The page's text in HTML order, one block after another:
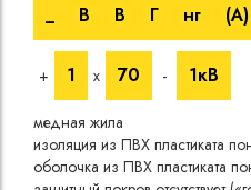
В В Г нг (A)
+ 1 х 70 - 1кВ
медная жила
изоляция из ПВХ пластиката
оболочка из ПВХ пластиката